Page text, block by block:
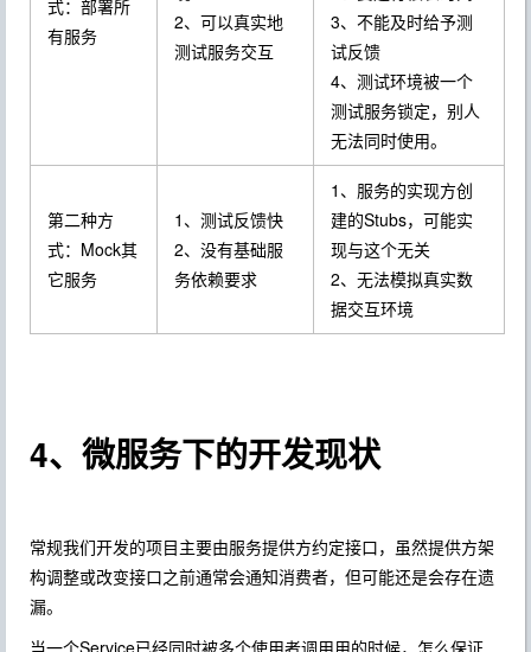
式：部署所
有服务
2、可以真实地
测试服务交互
3、不能及时给予测
试反馈
4、测试环境被一个
测试服务锁定，别人
无法同时使用。
第二种方
式：Mock其
它服务
1、测试反馈快
2、没有基础服
务依赖要求
1、服务的实现方创
建的Stubs，可能实
现与这个无关
2、无法模拟真实数
据交互环境
4、微服务下的开发现状
常规我们开发的项目主要由服务提供方约定接口，虽然提供方架
构调整或改变接口之前通常会通知消费者，但可能还是会存在遗
漏。